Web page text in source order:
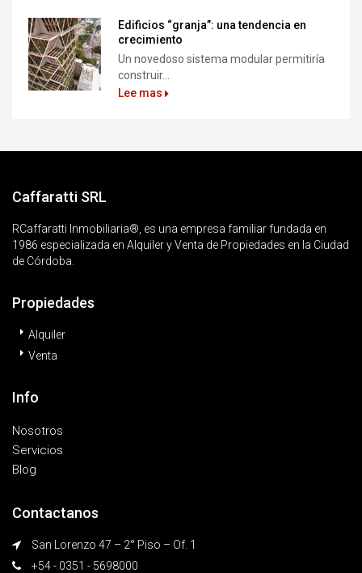
Edificios “granja”: una tendencia en
crecimiento
Un novedoso sistema modular permitiría
construir...
Lee mas
Caffaratti SRL
RCaffaratti Inmobiliaria®, es una empresa familiar fundada en
1986 especializada en Alquiler y Venta de Propiedades en la Ciudad
de Córdoba.
Propiedades
Alquiler
Venta
Info
Nosotros
Servicios
Blog
Contactanos
San Lorenzo 47 – 2° Piso – Of. 1
+54 - 0351 - 5698000